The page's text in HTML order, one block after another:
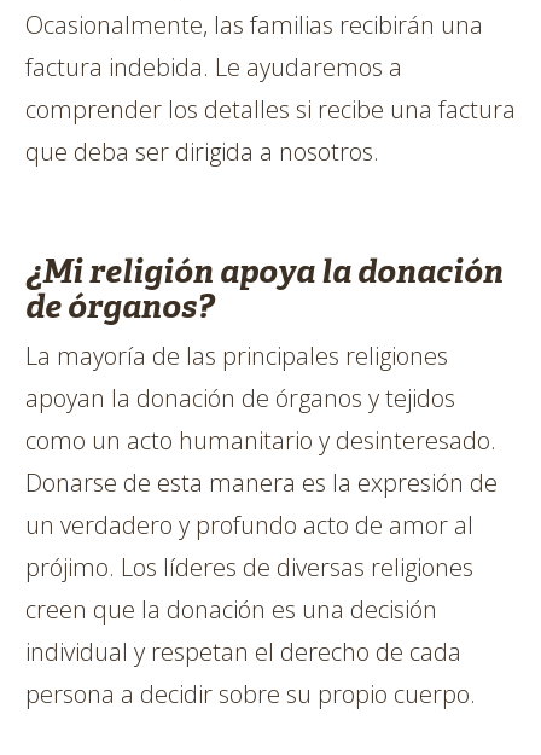
Ocasionalmente, las familias recibirán una
factura indebida. Le ayudaremos a
comprender los detalles si recibe una factura
que deba ser dirigida a nosotros.
¿Mi religión apoya la donación
de órganos?
La mayoría de las principales religiones
apoyan la donación de órganos y tejidos
como un acto humanitario y desinteresado.
Donarse de esta manera es la expresión de
un verdadero y profundo acto de amor al
prójimo. Los líderes de diversas religiones
creen que la donación es una decisión
individual y respetan el derecho de cada
persona a decidir sobre su propio cuerpo.